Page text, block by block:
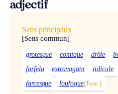
adjectif
Sens principaux
[Sens commun]
grotesque comique drôle
farfelu
extravagant ridicule
farcesque
loufoque[Fam.]